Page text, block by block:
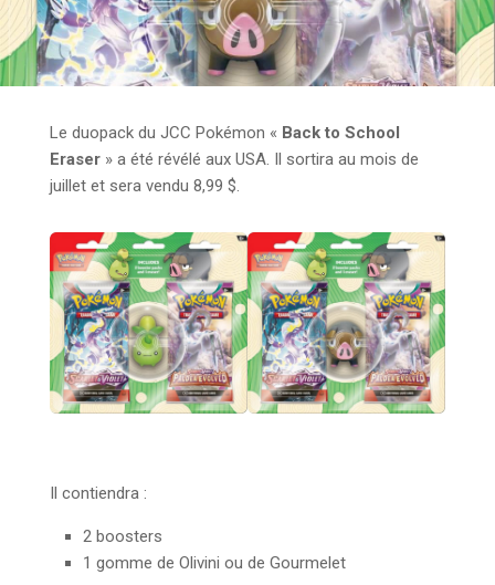
Le duopack du JCC Pokémon « Back to School
Eraser » a été révélé aux USA. Il sortira au mois de
juillet et sera vendu 8,99 $.
Il contiendra :
2 boosters
1 gomme de Olivini ou de Gourmelet